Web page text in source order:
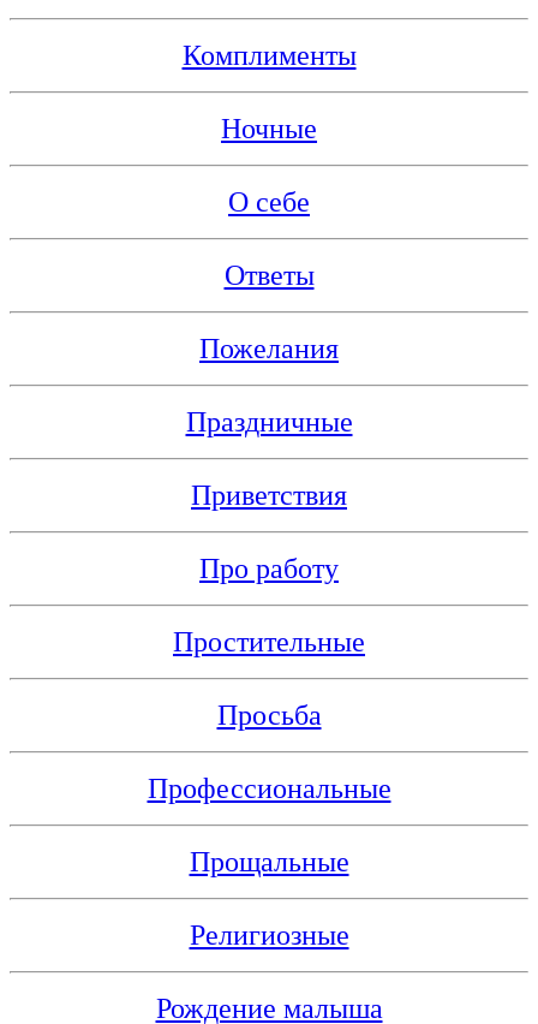
Комплименты
Ночные
О себе
Ответы
Пожелания
Праздничные
Приветствия
Про работу
Простительные
Просьба
Профессиональные
Прощальные
Религиозные
Рождение малыша